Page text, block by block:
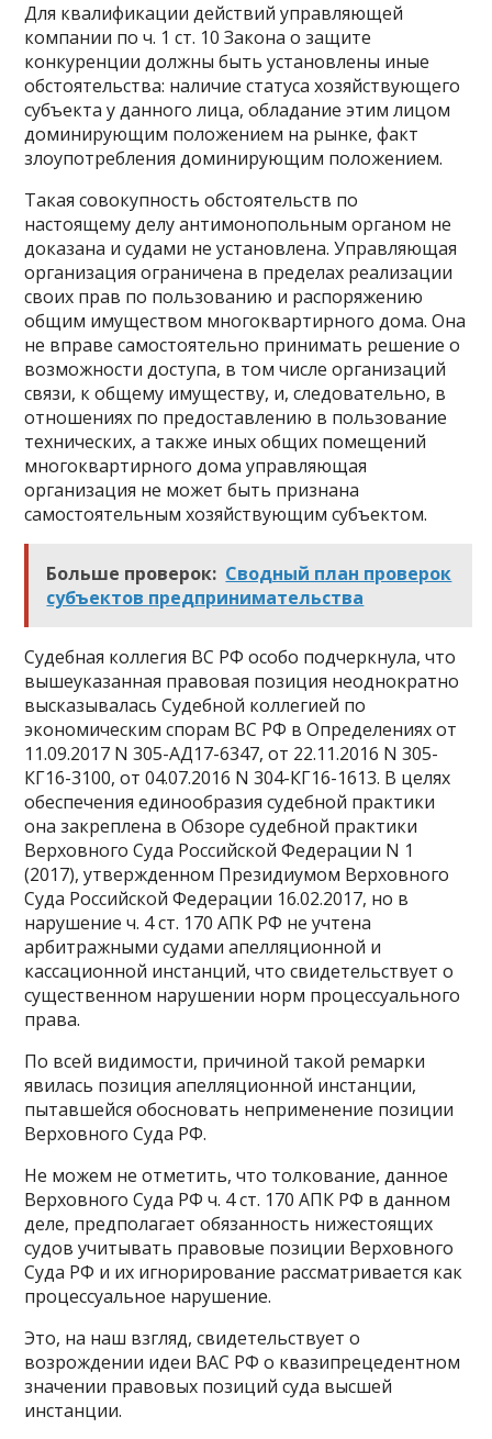
Для квалификации действий управляющей
компании по ч. 1 ст. 10 Закона о защите
конкуренции должны быть установлены иные
обстоятельства: наличие статуса хозяйствующего
субъекта у данного лица, обладание этим лицом
доминирующим положением на рынке, факт
злоупотребления доминирующим положением.
Такая совокупность обстоятельств по
настоящему делу антимонопольным органом не
доказана и судами не установлена. Управляющая
организация ограничена в пределах реализации
своих прав по пользованию и распоряжению
общим имуществом многоквартирного дома. Она
не вправе самостоятельно принимать решение о
возможности доступа, в том числе организаций
связи, к общему имуществу, и, следовательно, в
отношениях по предоставлению в пользование
технических, а также иных общих помещений
многоквартирного дома управляющая
организация не может быть признана
самостоятельным хозяйствующим субъектом.
Больше проверок: Сводный план проверок
субъектов предпринимательства
Судебная коллегия ВС РФ особо подчеркнула, что
вышеуказанная правовая позиция неоднократно
высказывалась Судебной коллегией по
экономическим спорам ВС РФ в Определениях от
11.09.2017 N 305-АД17-6347, от 22.11.2016 N 305-
КГ16-3100, от 04.07.2016 N 304-КГ16-1613. В целях
обеспечения единообразия судебной практики
она закреплена в Обзоре судебной практики
Верховного Суда Российской Федерации N 1
(2017), утвержденном Президиумом Верховного
Суда Российской Федерации 16.02.2017, но в
нарушение ч. 4 ст. 170 АПК РФ не учтена
арбитражными судами апелляционной и
кассационной инстанций, что свидетельствует о
существенном нарушении норм процессуального
права.
По всей видимости, причиной такой ремарки
явилась позиция апелляционной инстанции,
пытавшейся обосновать неприменение позиции
Верховного Суда РФ.
Не можем не отметить, что толкование, данное
Верховного Суда РФ ч. 4 ст. 170 АПК РФ в данном
деле, предполагает обязанность нижестоящих
судов учитывать правовые позиции Верховного
Суда РФ и их игнорирование рассматривается как
процессуальное нарушение.
Это, на наш взгляд, свидетельствует о
возрождении идеи ВАС РФ о квазипрецедентном
значении правовых позиций суда высшей
инстанции.